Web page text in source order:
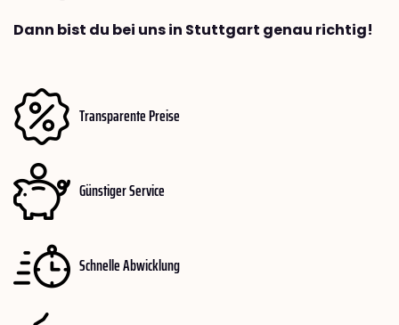
Dann bist du bei uns in Stuttgart genau richtig!
Transparente Preise
Günstiger Service
Schnelle Abwicklung